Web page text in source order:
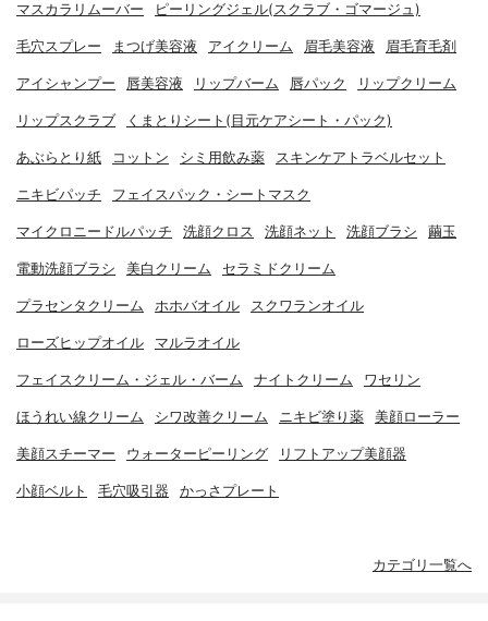
マスカラリムーバー ピーリングジェル(スクラブ・ゴマージュ)
毛穴スプレー まつげ美容液 アイクリーム 眉毛美容液 眉毛育毛剤
アイシャンプー 唇美容液 リップバーム 唇パック リップクリーム
リップスクラブ くまとりシート(目元ケアシート・パック)
あぶらとり紙 コットン シミ用飲み薬 スキンケアトラベルセット
ニキビパッチ フェイスパック・シートマスク
マイクロニードルパッチ 洗顔クロス 洗顔ネット 洗顔ブラシ 繭玉
電動洗顔ブラシ 美白クリーム セラミドクリーム
プラセンタクリーム ホホバオイル スクワランオイル
ローズヒップオイル マルラオイル
フェイスクリーム・ジェル・バーム ナイトクリーム ワセリン
ほうれい線クリーム シワ改善クリーム ニキビ塗り薬 美顔ローラー
美顔スチーマー ウォーターピーリング リフトアップ美顔器
小顔ベルト 毛穴吸引器 かっさプレート
カテゴリ一覧へ